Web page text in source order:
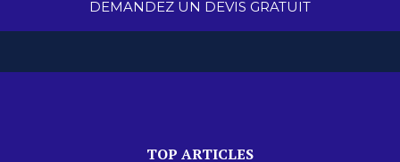
DEMANDEZ UN DEVIS GRATUIT
TOP ARTICLES